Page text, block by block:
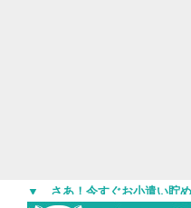
▼ さあ！今すぐお小遣い貯